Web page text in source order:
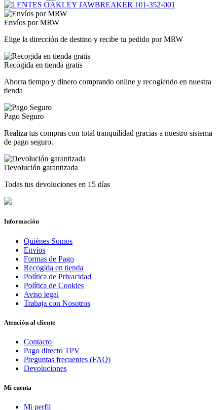
Envíos por MRW
Elige la dirección de destino y recibe tu pedido por MRW
Recogida en tienda gratis
Ahorra tiempo y dinero comprando online y recogiendo en nuestra
tienda
Pago Seguro
Realiza tus compras con total tranquilidad gracias a nuestro sistema
de pago seguro.
Devolución garantizada
Todas tus devoluciones en 15 días
Información
Quiénes Somos
Envíos
Formas de Pago
Recogida en tienda
Política de Privacidad
Política de Cookies
Aviso legal
Trabaja con Nosotros
Atención al cliente
Contacto
Pago directo TPV
Preguntas frecuentes (FAQ)
Devoluciones
Mi cuenta
Mi perfil